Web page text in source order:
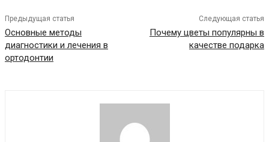
Предыдущая статья
Основные методы
диагностики и лечения в
ортодонтии
Следующая статья
Почему цветы популярны в
качестве подарка